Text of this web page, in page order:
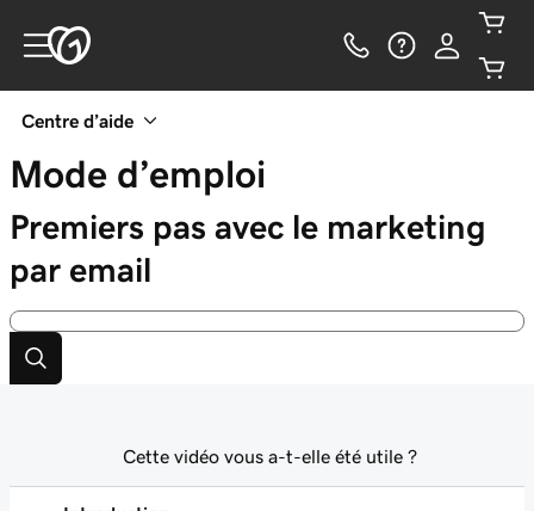
Centre d’aide
Mode d’emploi
Premiers pas avec le marketing
par email
Cette vidéo vous a-t-elle été utile ?